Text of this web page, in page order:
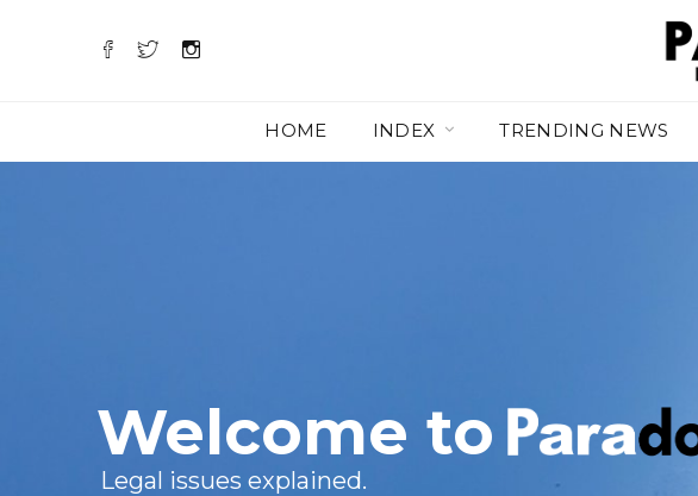
HOME INDEX TRENDING NEWS
Welcome to
Legal issues explained.